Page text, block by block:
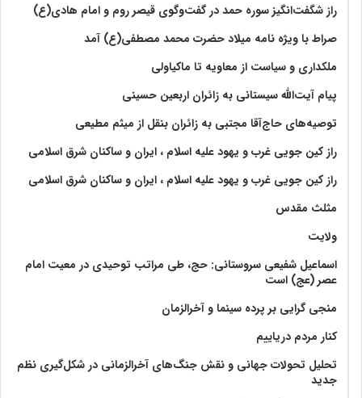
راز شگفت‌انگیز سوره حمد در گفت‌وگوی قیصر روم و امام هادی(ع)
صراط با ویژه نامه میلاد حضرت محمد مصطفی(ع) آمد
ملکداری و سیاست از معاویه تا ماکیاولی
پیام آیت‌الله سیستانی به زائران اربعین حسینی
توصیه‌های حاج‌آقا مجتبی به زائران بنقل از میثم مطیعی
راز کین جویی غرب و یهود علیه اسلام ، ایران و ساکنان شرق اسلامی
راز کین جویی غرب و یهود علیه اسلام ، ایران و ساکنان شرق اسلامی
مثلث مقدس
ولايت‏
اسماعیل شفیعی سروستانی: حج، طی مراتب توحیدی در معیت امام
عصر (عج) است
منجی گرایی بر پرده سینما و آخرالزمان
کنار مردم دریاییم
تحلیل تحولات جهانی و نقش جنگ‌های آخرالزمانی در شکل‌گیری نظم
جدید